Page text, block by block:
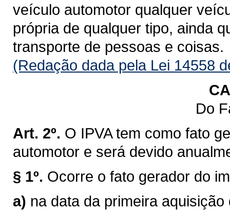
veículo automotor qualquer
própria de qualquer tipo, ainda
transporte de pessoas e coisas.
(Redação dada pela Lei 14558
Do
Art. 2º. O IPVA tem como fato
automotor e será devido
§ 1º. Ocorre o fato gerador do
a) na data da primeira